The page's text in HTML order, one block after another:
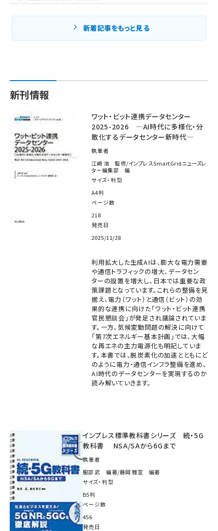
新着記事をもっと見る
新刊情報
ワット・ビット連携データセンター
2025-2026 ―AI時代に多様化・分
散化するデータセンター新時代―
執筆者
江崎 浩 監修/インプレスSmartGridニューズレ
ター編集部 編
サイズ・判型
A4判
ページ数
218
発売日
2025/11/28
利用拡大した生成AIは、膨大な電力需要
や通信トラフィックの増大、データセン
ターの設置を増大し、日本では重要な政
策課題となっています。これらの整備を見
据え、電力（ワット）と通信（ビット）の効
果的な連携に向けた「ワット・ビット連携
官民懇談会」が発足され議論されていま
す。一方、気候変動問題の解決に向けて
「第7次エネルギー基本計画」では、大幅
な再エネの主力電源化も明記していま
す。本書では、脱炭素化の加速とともにど
のように電力・通信インフラ整備を進め、
AI時代のデータセンターを実現するのか
読み解いていきます。
インプレス標準教科書シリーズ 続・5G
教科書 NSA/SAから6Gまで
執筆者
服部 武 編著/藤岡 雅宣 編著
サイズ・判型
B5判
ページ数
456
発売日